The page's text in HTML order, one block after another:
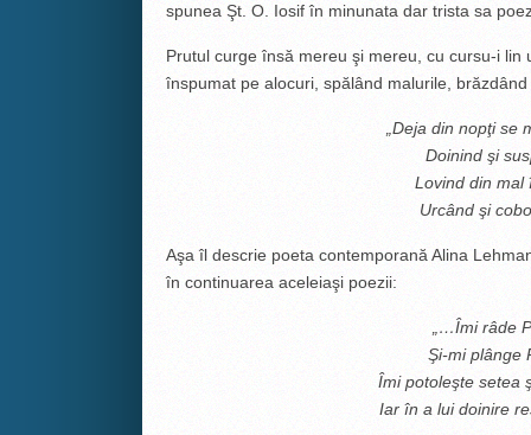
spunea Şt. O. Iosif în minunata dar trista sa
Prutul curge însă mereu şi mereu, cu cursu-i
înspumat pe alocuri, spălând malurile,
„Deja din nopţi se
Doinind şi
Lovind din mal
Urcând şi
Aşa îl descrie poeta contemporană Alina
în continuarea aceleiaşi poezii:
„…Îmi râde
Şi-mi plânge
Îmi potoleşte setea
Iar în a lui doinire